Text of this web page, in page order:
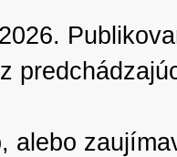
2026.
alebo